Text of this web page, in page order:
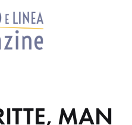
MAN